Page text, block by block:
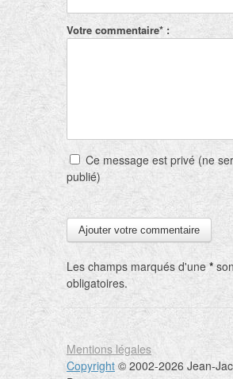
Votre commentaire* :
Ce message est privé (ne
publié)
Les champs marqués d'une *
obligatoires.
Mentions légales
Copyright© 2002-2026 Jean-